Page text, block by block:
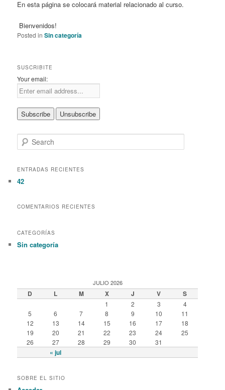
En esta página se colocará material relacionado al curso.
Bienvenidos!
Posted in Sin categoría
SUSCRIBITE
Your email:
e
r
h
ENTRADAS RECIENTES
42
COMENTARIOS RECIENTES
CATEGORÍAS
Sin categoría
JULIO 2026
D L M X J V S
« jul
1 2 3
4
5
6 7 8 9 10
11
12
13 14 15 16 17
18
19
20 21 22 23 24
25
26
27 28 29 30 31
SOBRE EL SITIO